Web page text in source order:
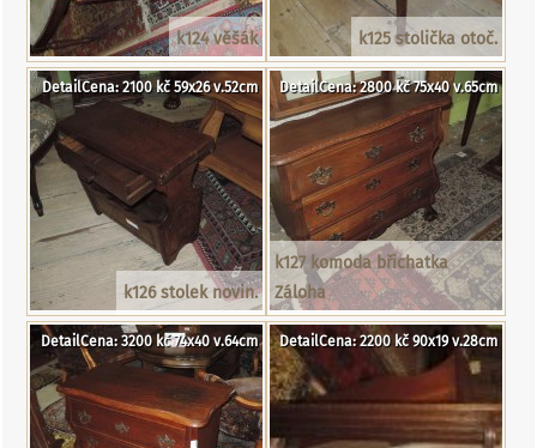
k124 věšák k125 stolička otoč.
k126 stolek novin.
DetailCena: 2100 kč 59x26 v.52cm
k127 komoda břichatka
Záloha
DetailCena: 2800 kč 75x40 v.65cm
DetailCena: 3200 kč 74x40 v.64cm DetailCena: 2200 kč 90x19 v.28cm